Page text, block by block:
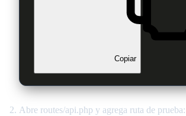
Copiar
Abre routes/api.php y agrega ruta de prueba: